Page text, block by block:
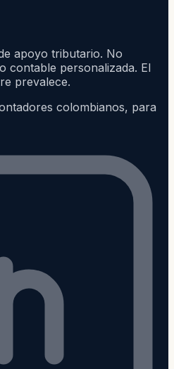
apoyo tributario. No
contable personalizada. El
prevalece.
colombianos, para